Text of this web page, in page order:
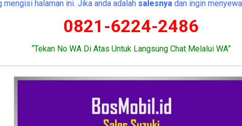
mengisi halaman ini. Jika anda adalah salesnya dan ingin
0821-6224-2486
“Tekan No WA Di Atas Untuk Langsung Chat Melalui WA”